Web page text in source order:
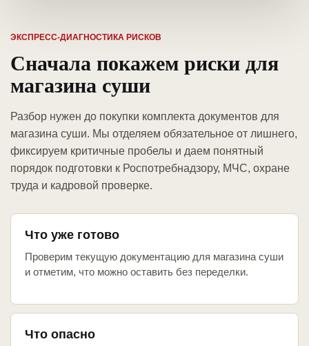
ЭКСПРЕСС-ДИАГНОСТИКА РИСКОВ
Сначала покажем риски для
магазина суши
Разбор нужен до покупки комплекта документов для
магазина суши. Мы отделяем обязательное от лишнего,
фиксируем критичные пробелы и даем понятный
порядок подготовки к Роспотребнадзору, МЧС, охране
труда и кадровой проверке.
Что уже готово
Проверим текущую документацию для магазина суши
и отметим, что можно оставить без переделки.
Что опасно